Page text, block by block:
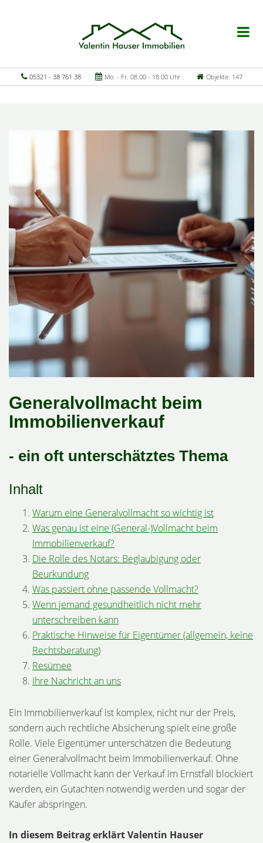
05321 - 38 761 38 Mo. - Fr. 08.00 - 18.00 Uhr Objekte: 147
Generalvollmacht beim
Immobilienverkauf
- ein oft unterschätztes Thema
Inhalt
Warum eine Generalvollmacht so wichtig ist
Was genau ist eine (General-)Vollmacht beim
Immobilienverkauf?
Die Rolle des Notars: Beglaubigung oder
Beurkundung
Was passiert ohne passende Vollmacht?
Wenn jemand gesundheitlich nicht mehr
unterschreiben kann
Praktische Hinweise für Eigentümer (allgemein, keine
Rechtsberatung)
Resümee
Ihre Nachricht an uns
Ein Immobilienverkauf ist komplex, nicht nur der Preis,
sondern auch rechtliche Absicherung spielt eine große
Rolle. Viele Eigentümer unterschätzen die Bedeutung
einer Generalvollmacht beim Immobilienverkauf. Ohne
notarielle Vollmacht kann der Verkauf im Ernstfall blockiert
werden, ein Gutachten notwendig werden und sogar der
Käufer abspringen.
In diesem Beitrag erklärt Valentin Hauser